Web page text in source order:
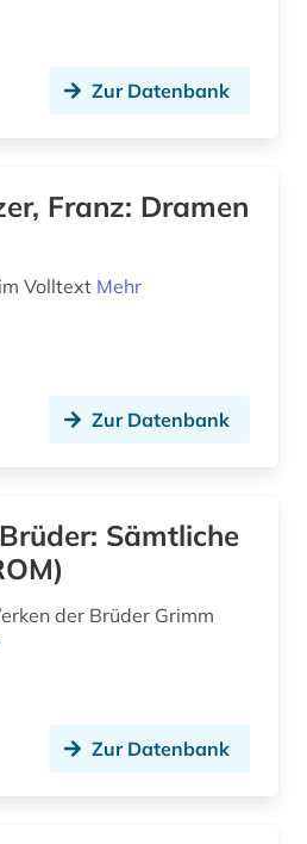
Zur Datenbank
Franz: Dramen
Volltext Mehr
Zur Datenbank
Sämtliche
der Brüder Grimm
Zur Datenbank